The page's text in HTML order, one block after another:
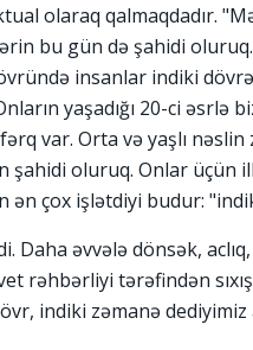
olaraq qalmaqdadır.
bu gün də şahidi
insanlar indiki
yaşadığı 20-ci əsrlə
var. Orta və yaşlı nəslin
oluruq. Onlar üçün
ən çox işlətdiyi budur:
Daha əvvələ dönsək,
tərəfindən
indiki zəmanə dediyimiz